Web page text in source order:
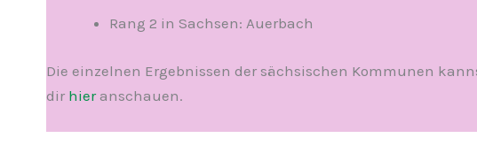
Rang 2 in Sachsen: Auerbach
Die einzelnen Ergebnissen der sächsischen Kommunen
dir hieranschauen.